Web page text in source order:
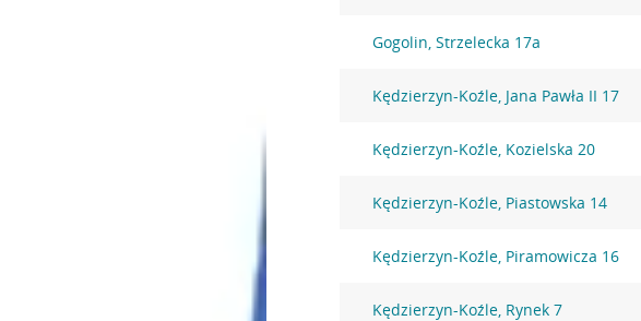
Gogolin, Strzelecka 17a
Kędzierzyn-Koźle, Jana Pawła II 17
Kędzierzyn-Koźle, Kozielska 20
Kędzierzyn-Koźle, Piastowska 14
Kędzierzyn-Koźle, Piramowicza 16
Kędzierzyn-Koźle, Rynek 7